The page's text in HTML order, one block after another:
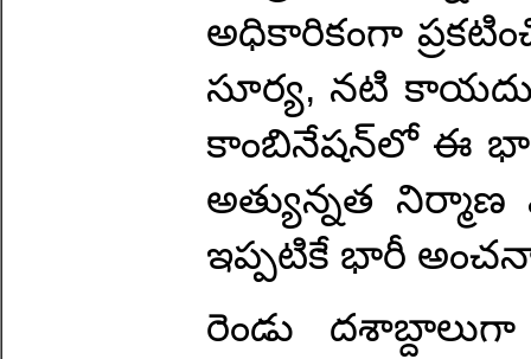
అధికారికంగా
సూర్య, నటి కాయదు
కాంబినేషన్‌లో ఈ భారీ
అత్యున్నత
ఇప్పటికే భారీ
రెండు